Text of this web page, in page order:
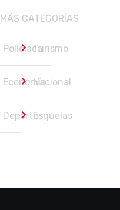
MÁS CATEGORÍAS
PoliciacaTurismo
EconomíaNacional
DeportesEsquelas